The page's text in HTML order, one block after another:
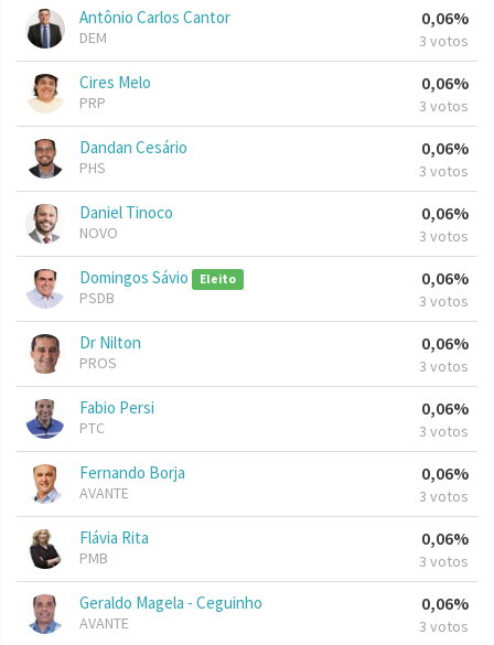
Antônio Carlos Cantor
DEM
0,06%
3 votos
Cires Melo
PRP
0,06%
3 votos
Dandan Cesário
PHS
0,06%
3 votos
Daniel Tinoco
NOVO
0,06%
3 votos
Domingos Sávio Eleito
PSDB
0,06%
3 votos
Dr Nilton
PROS
0,06%
3 votos
Fabio Persi
PTC
0,06%
3 votos
Fernando Borja
AVANTE
0,06%
3 votos
Flávia Rita
PMB
0,06%
3 votos
Geraldo Magela - Ceguinho
AVANTE
0,06%
3 votos